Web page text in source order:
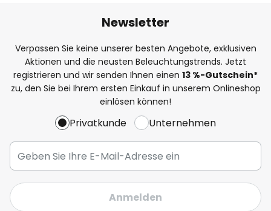
Newsletter
Verpassen Sie keine unserer besten Angebote, exklusiven
Aktionen und die neusten Beleuchtungstrends. Jetzt
registrieren und wir senden Ihnen einen 13 %-Gutschein*
zu, den Sie bei Ihrem ersten Einkauf in unserem Onlineshop
einlösen können!
Privatkunde Unternehmen
Anmelden